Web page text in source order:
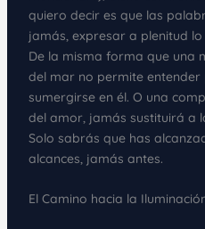
quiero decir es que las
jamás, expresar a plenitud
De la misma forma que una
del mar no permite
sumergirse en él. O una
del amor, jamás sustituirá a
Solo sabrás que has
alcances, jamás antes.
El Camino hacia la